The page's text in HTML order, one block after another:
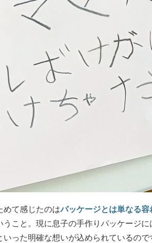
めて感じたのはパッケージとは単なる
うこと。現に息子の手作りパッケージ
った明確な想いが込められているので